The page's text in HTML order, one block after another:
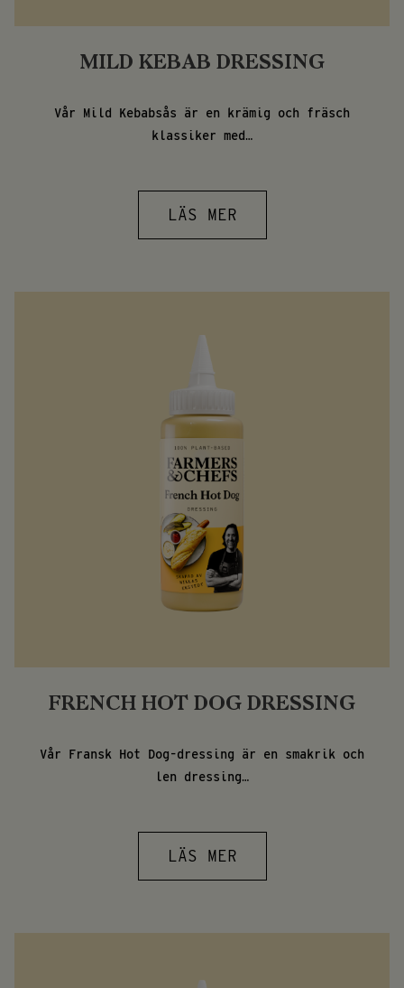
MILD KEBAB DRESSING
Vår Mild Kebabsås är en krämig och fräsch
klassiker med…
LÄS MER
FRENCH HOT DOG DRESSING
Vår Fransk Hot Dog-dressing är en smakrik och
len dressing…
LÄS MER